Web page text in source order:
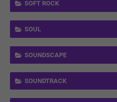
SOFT ROCK
SOUL
SOUNDSCAPE
SOUNDTRACK